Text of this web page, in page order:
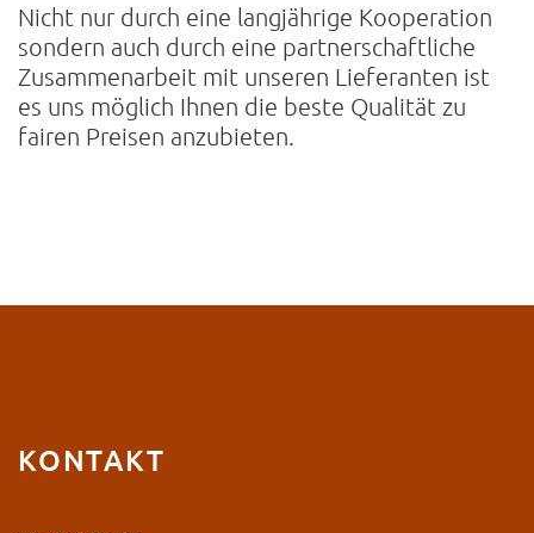
Nicht nur durch eine langjährige Kooperation
sondern auch durch eine partnerschaftliche
Zusammenarbeit mit unseren Lieferanten ist
es uns möglich Ihnen die beste Qualität zu
fairen Preisen anzubieten.
KONTAKT